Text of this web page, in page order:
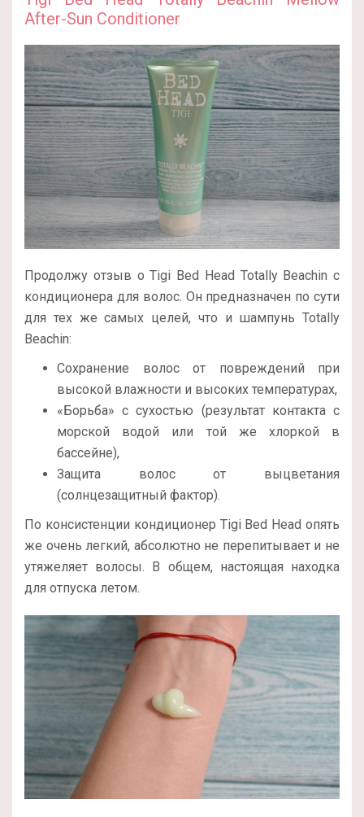
After-Sun Conditioner
Продолжу отзыв о Tigi Bed Head Totally Beachin с
кондиционера для волос. Он предназначен по сути
для тех же самых целей, что и шампунь Totally
Beachin:
Сохранение волос от повреждений при
высокой влажности и высоких температурах,
«Борьба» с сухостью (результат контакта с
морской водой или той же хлоркой в
бассейне),
Защита волос от выцветания
(солнцезащитный фактор).
По консистенции кондиционер Tigi Bed Head опять
же очень легкий, абсолютно не перепитывает и не
утяжеляет волосы. В общем, настоящая находка
для отпуска летом.